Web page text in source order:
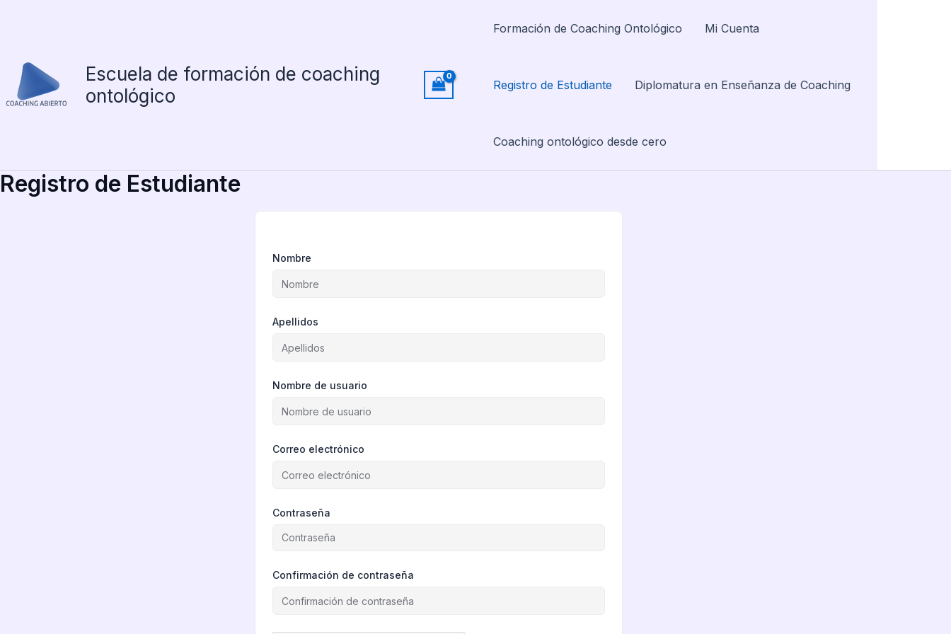
Escuela de formación de coaching
ontológico
Formación de Coaching Ontológico Mi Cuenta
Registro de Estudiante Diplomatura en Enseñanza de Coaching
Coaching ontológico desde cero
Registro de Estudiante
Nombre
Apellidos
Nombre de usuario
Correo electrónico
Contraseña
Confirmación de contraseña